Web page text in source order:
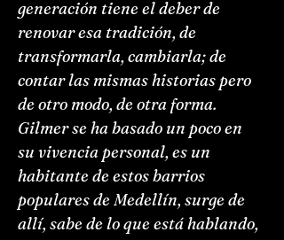
generación tiene el deber de
renovar esa tradición, de
transformarla, cambiarla; de
contar las mismas historias pero
de otro modo, de otra forma.
Gilmer se ha basado un poco en
su vivencia personal, es un
habitante de estos barrios
populares de Medellín, surge de
allí, sabe de lo que está hablando,